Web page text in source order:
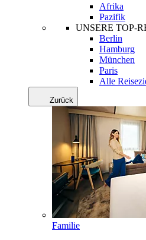
Afrika
Pazifik
UNSERE TOP-
Berlin
Hamburg
München
Paris
Alle
Zurück
Familie